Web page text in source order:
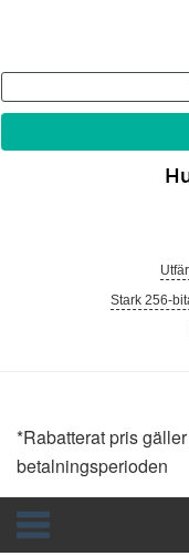
Stark 256-
*Rabatterat pris
betalningsperioden